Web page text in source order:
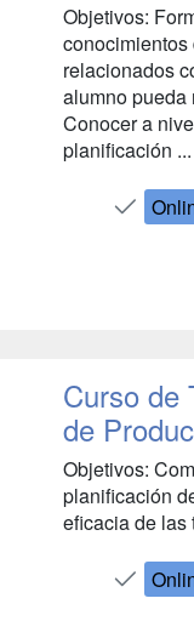
Objetivos:
relacionados
alumno pueda
Conocer a
planificación ...
Curso de
de
Objetivos:
planificación
eficacia de las